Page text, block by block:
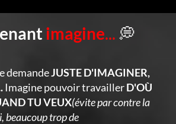
imagine... 💭
demandeJUSTE D'IMAGINER,
Imagine pouvoir travaillerD'OÙ
TU VEUX(évite par contre la
beaucoup trop de